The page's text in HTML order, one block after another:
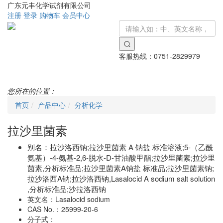
广东元丰化学试剂有限公司
注册 登录 购物车 会员中心
客服热线： 0751-2829979
您所在的位置：
首页
产品中心 分析化学
拉沙里菌素
别名： 拉沙洛西钠;拉沙里菌素 A 钠盐 标准溶液;5-（乙酰
氨基）-4-氨基-2,6-脱水-D-甘油酸甲酯;拉沙里菌素;拉沙里
菌素,分析标准品;拉沙里菌素A钠盐 标准品;拉沙里菌素钠;
拉沙洛西A钠;拉沙洛西钠,Lasalocid A sodium salt solution
,分析标准品;沙拉洛西钠
英文名： Lasalocid sodium
CAS No.： 25999-20-6
分子式：